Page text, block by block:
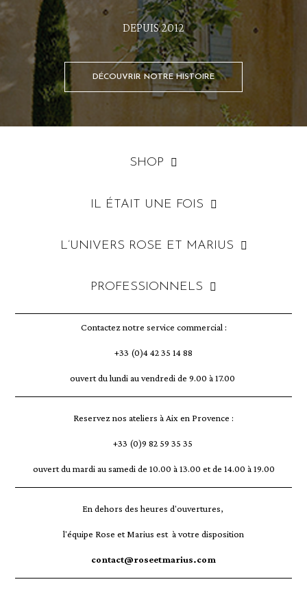
DEPUIS 2012
DÉCOUVRIR NOTRE HISTOIRE
SHOP
IL ÉTAIT UNE FOIS
L’UNIVERS ROSE ET MARIUS
PROFESSIONNELS
Contactez notre service commercial :
+33 (0)4 42 35 14 88
ouvert du lundi au vendredi de 9.00 à 17.00
Reservez nos ateliers à Aix en Provence :
+33 (0)9 82 59 35 35
ouvert du mardi au samedi de 10.00 à 13.00 et de 14.00 à 19.00
En dehors des heures d'ouvertures,
l'équipe Rose et Marius est à votre disposition
contact@roseetmarius.com